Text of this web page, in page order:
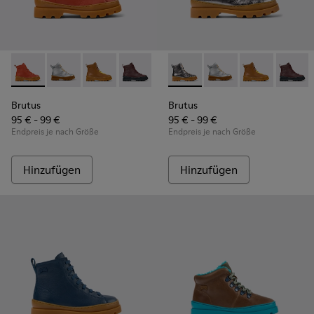
Brutus - K900179-018 - Rote Kinderstiefelette aus Leder
Brutus - K900179-035
Brutus - K900179-032
Brutus - K900179-031
Brutus - K900179-027
Brutus - K900179-026
Brutus -Brutus -
Brutus
95 € - 99 €
Endpreis je nach Größe
Hinzufügen
Brutus - K900179-020 -
Brutus - K900179-035
Brutus -Brutus
Brutus
95 € - 99 €
Endpreis je nach Größe
Hinzufügen